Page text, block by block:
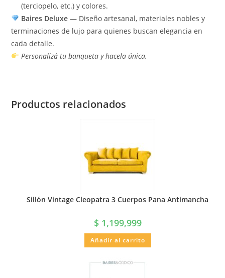
(terciopelo, etc.) y colores.
Baires Deluxe — Diseño artesanal, materiales nobles y
terminaciones de lujo para quienes buscan elegancia en
cada detalle.
Personalizá tu banqueta y hacela única.
Productos relacionados
Sillón Vintage Cleopatra 3 Cuerpos Pana Antimancha
$1,199,999
Añadir al carrito